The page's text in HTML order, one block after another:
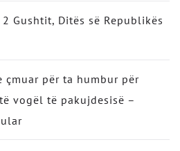
Gushtit, Ditës së Republikës
çmuar për ta humbur për
vogël të pakujdesisë –